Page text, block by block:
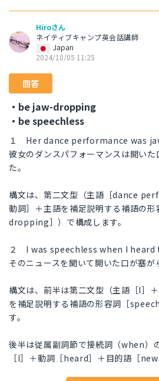
Hiroさん
ネイティブキャンプ英会話講師
Japan
2024/10/05 11:25
回答
・be jaw-dropping
・be speechless
１ Her dance performance was
彼女のダンスパフォーマンスは開い
た。
構文は、第二文型（主語［dance
動詞］＋主語を補足説明する補語の
dropping］）で構成します。
２ I was speechless when I heard
そのニュースを聞いて開いた口が塞が
構文は、前半は第二文型（主語［I］
を補足説明する補語の形容詞［
す。
後半は従属副詞節で接続詞（when）
［I］＋動詞［heard］＋目的語［